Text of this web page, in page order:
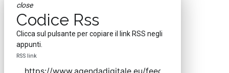
close
Codice Rss
Clicca sul pulsante per copiare il link RSS negli
appunti.
RSS link